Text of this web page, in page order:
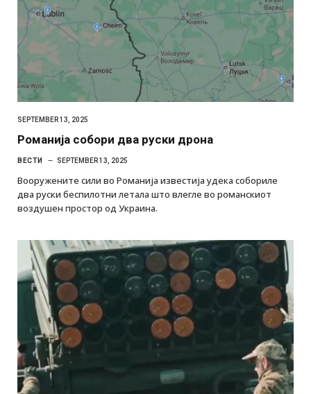
SEPTEMBER 13, 2025
Романија собори два руски дрона
ВЕСТИ SEPTEMBER 13, 2025
Вооружените сили во Романија известија удека собориле
два руски беспилотни летала што влегле во романскиот
воздушен простор од Украина.